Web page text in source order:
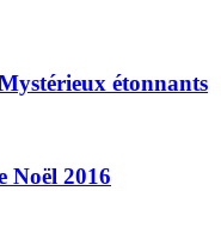
étonnants
Noël 2016